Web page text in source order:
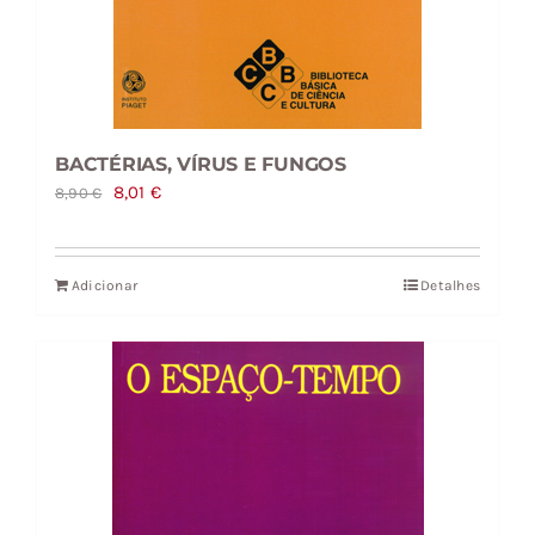
BACTÉRIAS, VÍRUS E FUNGOS
8,90€
O
original
era:
8,01 €O
atual
Adicionar Detalhes